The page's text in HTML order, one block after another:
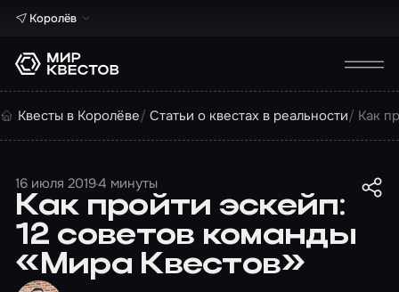
Королёв
Квесты в Королёве Статьи о квестах в реальности Как
16 июля 20194 минуты
Как пройти эскейп:
12 советов команды
«Мира Квестов»